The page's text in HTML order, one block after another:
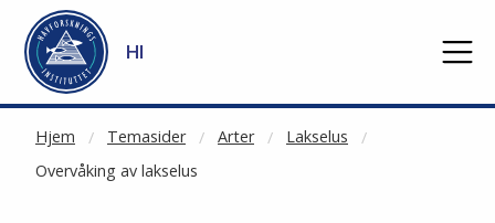
Gå til hovedinnhold
HI
Hjem Temasider Arter
Lakselus
Overvåking av lakselus
NOT CACHED